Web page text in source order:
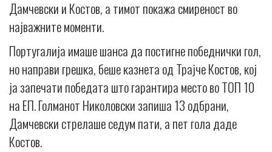
Дамчевски и Костов, а тимот покажа смиреност во
најважните моменти.
Португалија имаше шанса да постигне победнички гол,
но направи грешка, беше казнета од Трајче Костов, кој
ја запечати победата што гарантира место во ТОП 10
на ЕП. Голманот Николовски запиша 13 одбрани,
Дамчевски стрелаше седум пати, а пет гола даде
Костов.